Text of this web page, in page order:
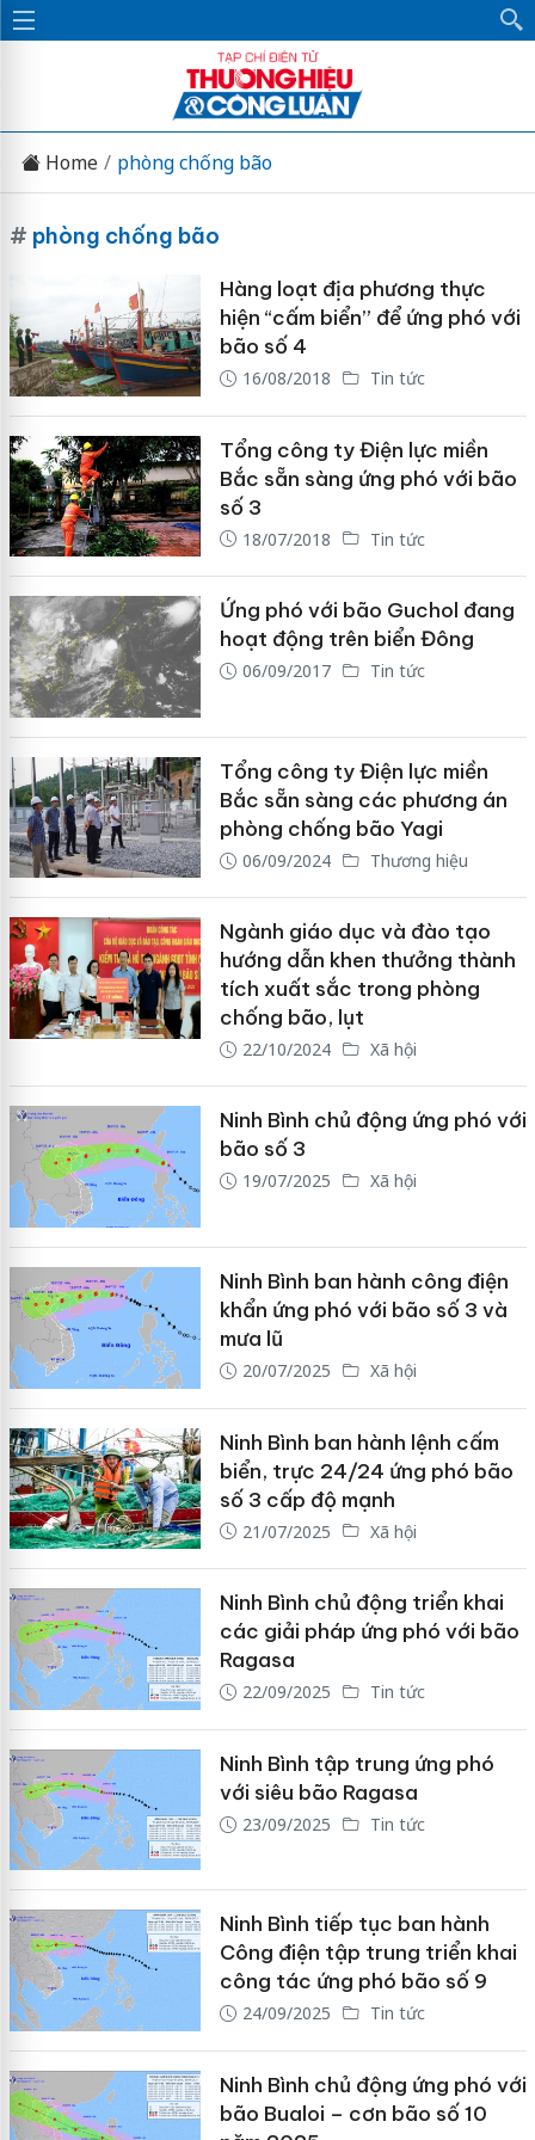
Home phòng chống bão
# phòng chống bão
Hàng loạt địa phương thực
hiện “cấm biển” để ứng phó với
bão số 4
16/08/2018 Tin tức
Tổng công ty Điện lực miền
Bắc sẵn sàng ứng phó với bão
số 3
18/07/2018 Tin tức
Ứng phó với bão Guchol đang
hoạt động trên biển Đông
06/09/2017 Tin tức
Tổng công ty Điện lực miền
Bắc sẵn sàng các phương án
phòng chống bão Yagi
06/09/2024 Thương hiệu
Ngành giáo dục và đào tạo
hướng dẫn khen thưởng thành
tích xuất sắc trong phòng
chống bão, lụt
22/10/2024 Xã hội
Ninh Bình chủ động ứng phó với
bão số 3
19/07/2025 Xã hội
Ninh Bình ban hành công điện
khẩn ứng phó với bão số 3 và
mưa lũ
20/07/2025 Xã hội
Ninh Bình ban hành lệnh cấm
biển, trực 24/24 ứng phó bão
số 3 cấp độ mạnh
21/07/2025 Xã hội
Ninh Bình chủ động triển khai
các giải pháp ứng phó với bão
Ragasa
22/09/2025 Tin tức
Ninh Bình tập trung ứng phó
với siêu bão Ragasa
23/09/2025 Tin tức
Ninh Bình tiếp tục ban hành
Công điện tập trung triển khai
công tác ứng phó bão số 9
24/09/2025 Tin tức
Ninh Bình chủ động ứng phó với
bão Bualoi – cơn bão số 10